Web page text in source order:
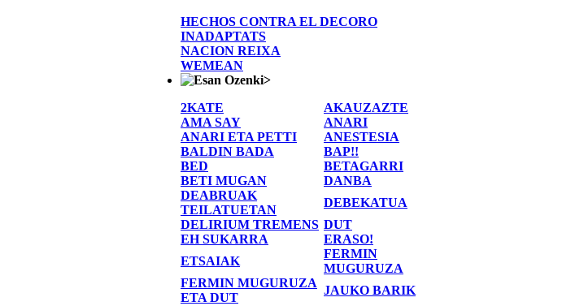
HECHOS CONTRA EL DECORO
INADAPTATS
NACION REIXA
WEMEAN
>
2KATE
AKAUZAZTE
AMA SAY
ANARI
ANARI ETA PETTI
ANESTESIA
BALDIN BADA
BAP!!
BED
BETAGARRI
BETI MUGAN
DANBA
DEABRUAK
TEILATUETAN
DEBEKATUA
DELIRIUM TREMENS DUT
EH SUKARRA
ERASO!
ETSAIAK
FERMIN
MUGURUZA
FERMIN MUGURUZA
ETA DUT
JAUKO BARIK